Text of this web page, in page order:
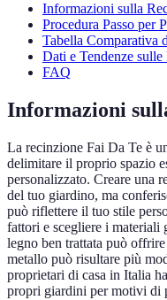
Informazioni sulla
Procedura Passo per
Tabella Comparativa
Dati e Tendenze
FAQ
Informazioni
La recinzione Fai Da Te è
delimitare il proprio spazio
personalizzato. Creare una
del tuo giardino, ma
può riflettere il tuo stile
fattori e scegliere i materiali
legno ben trattata può
metallo può risultare più
proprietari di casa in Italia
propri giardini per motivi di